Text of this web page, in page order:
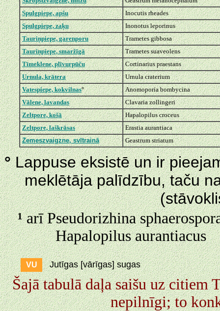
Spulgpiepe, apšu
Inocutis rheades
Spulgpiepe, zaķu
Inonotus leporinus
Tauriņpiepe, garenporu
Trametes gibbosa
Tauriņpiepe, smaržīgā
Trametes suaveolens
Tīmeklene, plīvurpūču
Cortinarius praestans
Urnula, krātera
Urnula craterium
Vatespiepe, kokvilnas°
Anomoporia bombycina
Vālene, lavandas
Clavaria zollingeri
Zeltpore, košā
Hapalopilus croceus
Zeltpore, laškrāsas
Erastia aurantiaca
Zemeszvaigzne, svītrainā
Geastrum striatum
°Lappuse eksistē un ir
meklētāja palīdzību, taču
¹arī Pseudorizhina
Hapalopilus
VU Jutīgas [vārīgas] sugas
Šajā tabulā daļa saišu uz citiem
nepilnīgi; to